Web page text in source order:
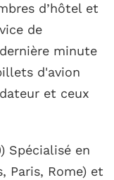
d’hôtel et
de
minute
d'avion
et ceux
Spécialisé en
Paris, Rome) et